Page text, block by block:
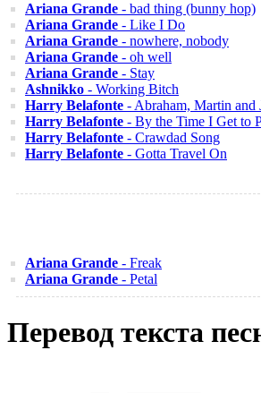
Ariana Grande - bad thing (bunny hop)
Ariana Grande - Like I Do
Ariana Grande - nowhere, nobody
Ariana Grande - oh well
Ariana Grande - Stay
Ashnikko - Working Bitch
Harry Belafonte - Abraham, Martin and
Harry Belafonte - By the Time I Get to
Harry Belafonte - Crawdad Song
Harry Belafonte - Gotta Travel On
Ariana Grande - Freak
Ariana Grande - Petal
Перевод текста